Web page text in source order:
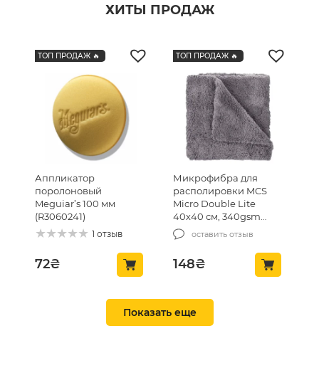
ХИТЫ ПРОДАЖ
ТОП ПРОДАЖ 🔥
Аппликатор
поролоновый
Meguiar’s 100 мм
(R3060241)
1 отзыв
72₴
ТОП ПРОДАЖ 🔥
Микрофибра для
располировки MCS
Micro Double Lite
40х40 см, 340gsm
(MCS-03/1)
оставить отзыв
148₴
Показать еще